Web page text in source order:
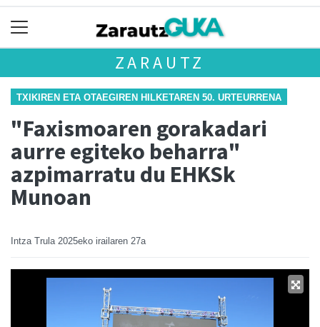
ZARAUTZ
TXIKIREN ETA OTAEGIREN HILKETAREN 50. URTEURRENA
"Faxismoaren gorakadari
aurre egiteko beharra"
azpimarratu du EHKSk
Munoan
Intza Trula 2025eko irailaren 27a